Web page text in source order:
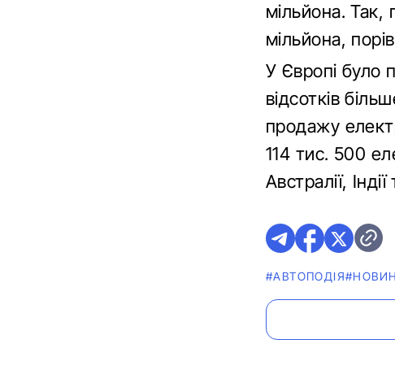
мільйона. Так,
мільйона,
У Європі було
відсотків
продажу
114 тис. 500
Австралії,
#АВТОПОДІЯ